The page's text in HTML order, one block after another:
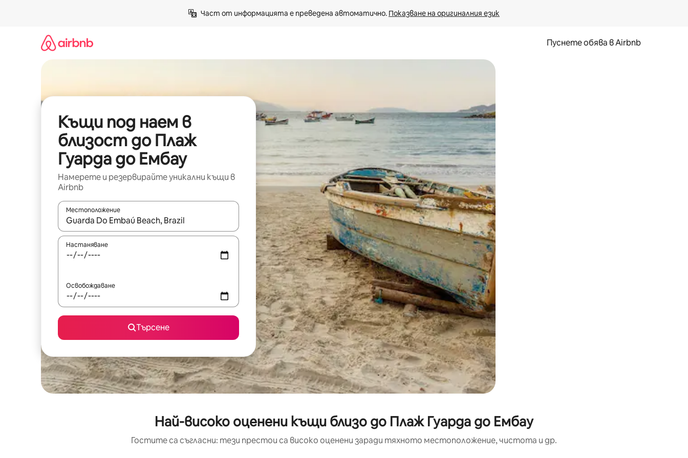
Част от информацията е преведена автоматично. Показване на оригиналния език
Пуснете обява в Airbnb
Къщи под наем в
близост до Плаж
Гуарда до Ембау
Намерете и резервирайте уникални къщи в
Airbnb
Местоположение
Когато резултатите се покажат, използвайте клавишите със стрелки нагоре и надолу или навигирайте с докосване или плъзгане.
Настаняване
Освобождаване
Търсене
Най-високо оценени къщи близо до Плаж Гуарда до Ембау
Гостите са съгласни: тези престои са високо оценени заради тяхното местоположение, чистота и др.